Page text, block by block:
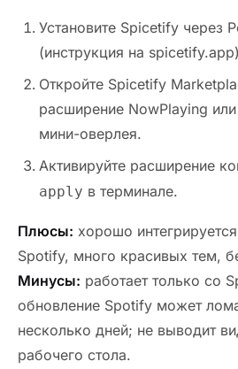
Установите Spicetify через
(инструкция на
Откройте Spicetify
расширение NowPlaying
мини-оверлея.
Активируйте расширение
apply в терминале.
Плюсы: хорошо
Spotify, много красивых тем,
Минусы: работает только со
обновление Spotify может
несколько дней; не выводит
рабочего стола.